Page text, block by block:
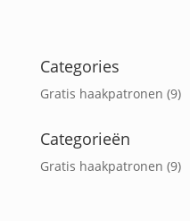
Categories
Gratis haakpatronen (9)
Categorieën
Gratis haakpatronen (9)